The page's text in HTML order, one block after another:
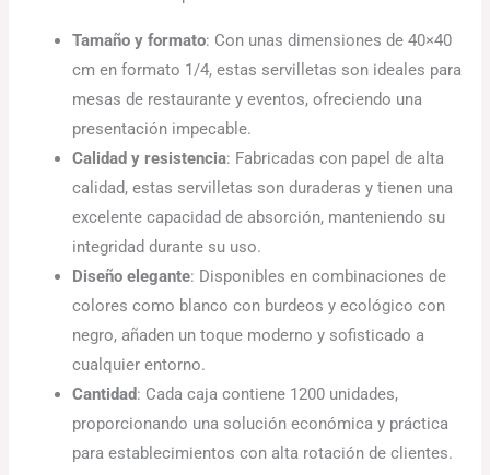
Tamaño y formato: Con unas dimensiones de 40×40
cm en formato 1/4, estas servilletas son ideales para
mesas de restaurante y eventos, ofreciendo una
presentación impecable.
Calidad y resistencia: Fabricadas con papel de alta
calidad, estas servilletas son duraderas y tienen una
excelente capacidad de absorción, manteniendo su
integridad durante su uso.
Diseño elegante: Disponibles en combinaciones de
colores como blanco con burdeos y ecológico con
negro, añaden un toque moderno y sofisticado a
cualquier entorno.
Cantidad: Cada caja contiene 1200 unidades,
proporcionando una solución económica y práctica
para establecimientos con alta rotación de clientes.